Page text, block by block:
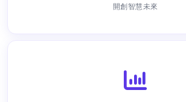
開創智慧未來